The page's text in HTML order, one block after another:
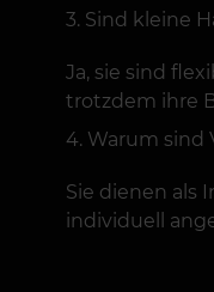
Sind kleine
Ja, sie sind
trotzdem ihre
Warum sind
Sie dienen als
individuell